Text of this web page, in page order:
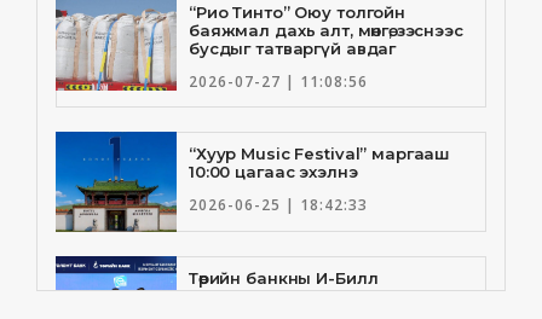
“Рио Тинто” Оюу толгойн
баяжмал дахь алт, мөнгө, зэснээс
бусдыг татваргүй авдаг
2026-07-27 | 11:08:56
“Хуур Music Festival” маргааш
10:00 цагаас эхэлнэ
2026-06-25 | 18:42:33
Төрийн банкны И-Билл
үйлчилгээнд Голомт банк